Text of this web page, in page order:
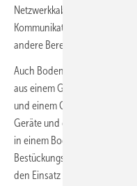
Netzwerkkabeln,
andere Bereiche zu vernetzen.
Auch Bodentanks
aus einem Gehäuse (mit
und einem Geräteträger, der
Geräte und deren
in einem Bodentank
Bestückungsmöglichkeit
den Einsatz in Büroräumen